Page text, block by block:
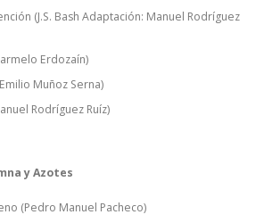
(J.S. Bash Adaptación: Manuel Rodríguez
Erdozaín)
Muñoz Serna)
Rodríguez Ruíz)
y Azotes
(Pedro Manuel Pacheco)